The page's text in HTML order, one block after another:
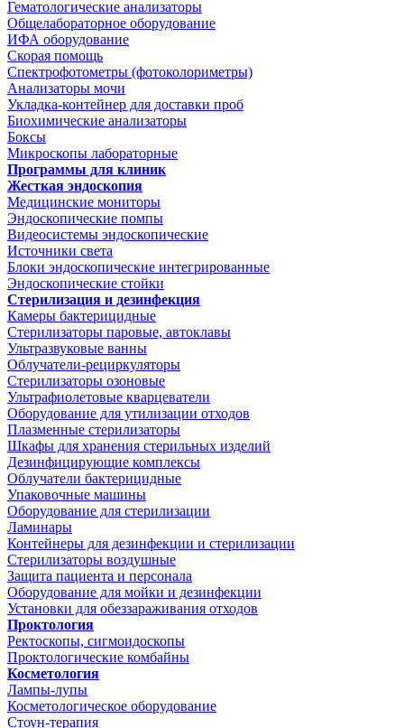
Гематологические анализаторы
Общелабораторное оборудование
ИФА оборудование
Скорая помощь
Спектрофотометры (фотоколориметры)
Анализаторы мочи
Укладка-контейнер для доставки проб
Биохимические анализаторы
Боксы
Микроскопы лабораторные
Программы для клиник
Жесткая эндоскопия
Медицинские мониторы
Эндоскопические помпы
Видеосистемы эндоскопические
Источники света
Блоки эндоскопические интегрированные
Эндоскопические стойки
Стерилизация и дезинфекция
Камеры бактерицидные
Стерилизаторы паровые, автоклавы
Ультразвуковые ванны
Облучатели-рециркуляторы
Стерилизаторы озоновые
Ультрафиолетовые кварцеватели
Оборудование для утилизации отходов
Плазменные стерилизаторы
Шкафы для хранения стерильных изделий
Дезинфицирующие комплексы
Облучатели бактерицидные
Упаковочные машины
Оборудование для стерилизации
Ламинары
Контейнеры для дезинфекции и стерилизации
Стерилизаторы воздушные
Защита пациента и персонала
Оборудование для мойки и дезинфекции
Установки для обеззараживания отходов
Проктология
Ректоскопы, сигмоидоскопы
Проктологические комбайны
Косметология
Лампы-лупы
Косметологическое оборудование
Стоун-терапия